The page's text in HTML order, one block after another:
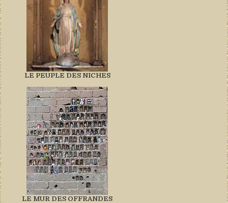
LE PEUPLE DES NICHES
LE MUR DES OFFRANDES